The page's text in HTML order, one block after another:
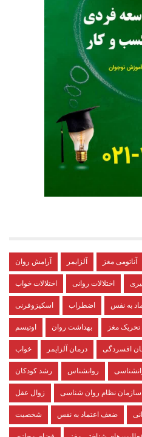
آرامش روان آلزایمر آناتومی مغز
اختلالات خواب اختلالات روانی
اسکیزوفرنی اضطراب به نفس
اوتیسم بهداشت روان تحریک مغز
خواب درمان آلزایمر افسردگی
رشد کودکان روانشناس
زوال عقل سازمان نظام روان شناسی
شخصیت ضعف اعتماد به نفس